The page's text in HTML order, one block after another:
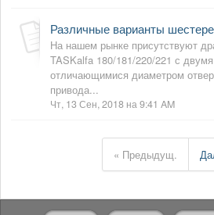
На нашем рынке присутствуют
TASKalfa 180/181/220/221 с
отличающимися диаметром
привода...
Чт, 13 Сен, 2018 на 9:41 AM
« Предыдущ.